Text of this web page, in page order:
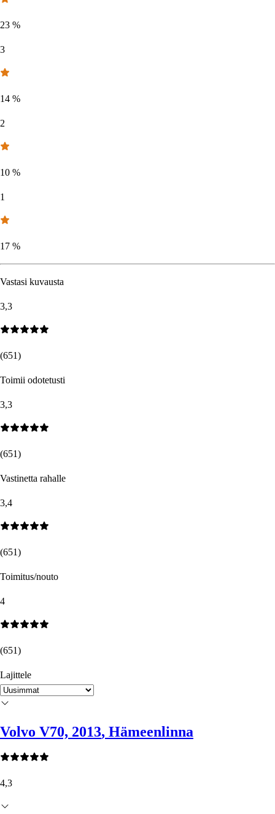
23 %
3
14 %
2
10 %
1
17 %
Vastasi kuvausta
3,3
(651)
Toimii odotetusti
3,3
(651)
Vastinetta rahalle
3,4
(651)
Toimitus/nouto
4
(651)
Lajittele
Volvo V70, 2013, Hämeenlinna
4,3